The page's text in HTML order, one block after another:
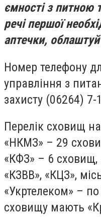
ємності з питною
речі першої
аптечки,
Номер телефону
управління з
захисту (06264) 7-
Перелік сховищ на
«НКМЗ» – 29
«КФЗ» – 6
«КЗВВ», «КЦЗ»,
«Укртелеком» –
сховищу мають